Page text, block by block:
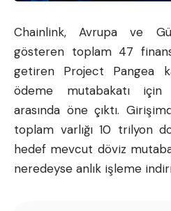
Chainlink, Avrupa ve
gösteren toplam 47
getiren Project Pangea
ödeme mutabakatı için
arasında öne çıktı.
toplam varlığı 10 trilyon
hedef mevcut döviz
neredeyse anlık işleme